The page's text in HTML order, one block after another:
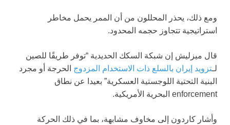
ومع ذلك، يحذر المحللون من أن الممر يحمل مخاطر
استراتيجية تتجاوز حجمه المحدود.
قال ميزليش إن شبكة السكك الحديدية “توفر طريقًا للصين
لـتزويد إيران بالسلع ذات الاستخدام المزدوج الحرجة أو مجرد
البنية التحتية اللوجستية العسكرية” بعيدا عن نطاق
enforcement البحرية الأمريكية.
وأشار كاردون إلى مخاوف مشابهة، بما في ذلك الحركة